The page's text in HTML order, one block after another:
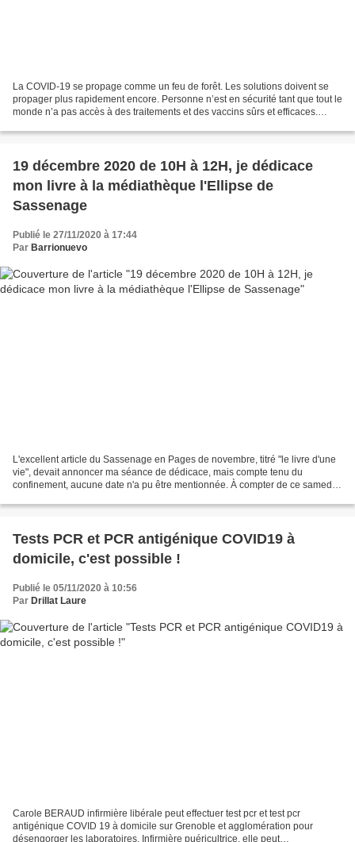
La COVID-19 se propage comme un feu de forêt. Les solutions doivent se
propager plus rapidement encore. Personne n’est en sécurité tant que tout le
monde n’a pas accès à des traitements et des vaccins sûrs et efficaces.
19 décembre 2020 de 10H à 12H, je dédicace
mon livre à la médiathèque l'Ellipse de
Sassenage
Publié le 27/11/2020 à 17:44
Par Barrionuevo
L'excellent article du Sassenage en Pages de novembre, titré "le livre d'une
vie", devait annoncer ma séance de dédicace, mais compte tenu du
confinement, aucune date n'a pu être mentionnée. À compter de ce samedi,
Tests PCR et PCR antigénique COVID19 à
domicile, c'est possible !
Publié le 05/11/2020 à 10:56
Par Drillat Laure
Carole BERAUD infirmière libérale peut effectuer test pcr et test pcr
antigénique COVID 19 à domicile sur Grenoble et agglomération pour
désengorger les laboratoires. Infirmière puéricultrice, elle peut